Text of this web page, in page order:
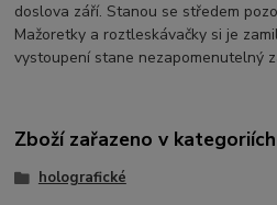
doslova září. Stanou se středem
Mažoretky a roztleskávačky si je
vystoupení stane nezapomenutelný
Zboží zařazeno v kategoriích
holografické